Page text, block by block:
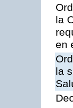
la
en
la